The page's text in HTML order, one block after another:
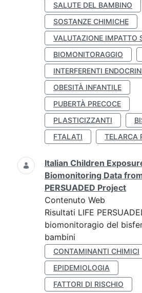
SALUTE DEL BAMBINO
SOSTANZE CHIMICHE
VALUTAZIONE IMPATTO
BIOMONITORAGGIO
INTERFERENTI
OBESITÀ INFANTILE
PUBERTÀ PRECOCE
PLASTICIZZANTI
FTALATI
TELARCA
Italian Children
Biomonitoring Data
PERSUADED Project
Contenuto Web
Risultati LIFE
biomonitoragio del
bambini
CONTAMINANTI CHIMICI
EPIDEMIOLOGIA
FATTORI DI RISCHIO